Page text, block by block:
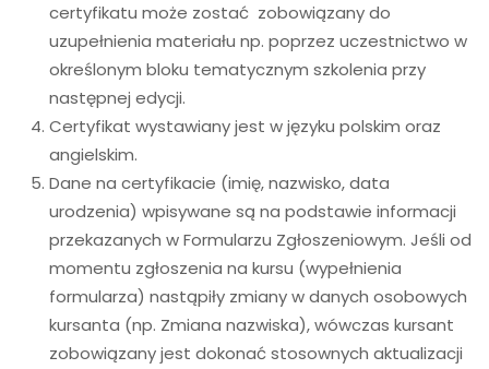
certyfikatu może zostać zobowiązany do
uzupełnienia materiału np. poprzez uczestnictwo w
określonym bloku tematycznym szkolenia przy
następnej edycji.
Certyfikat wystawiany jest w języku polskim oraz
angielskim.
Dane na certyfikacie (imię, nazwisko, data
urodzenia) wpisywane są na podstawie informacji
przekazanych w Formularzu Zgłoszeniowym. Jeśli od
momentu zgłoszenia na kursu (wypełnienia
formularza) nastąpiły zmiany w danych osobowych
kursanta (np. Zmiana nazwiska), wówczas kursant
zobowiązany jest dokonać stosownych aktualizacji